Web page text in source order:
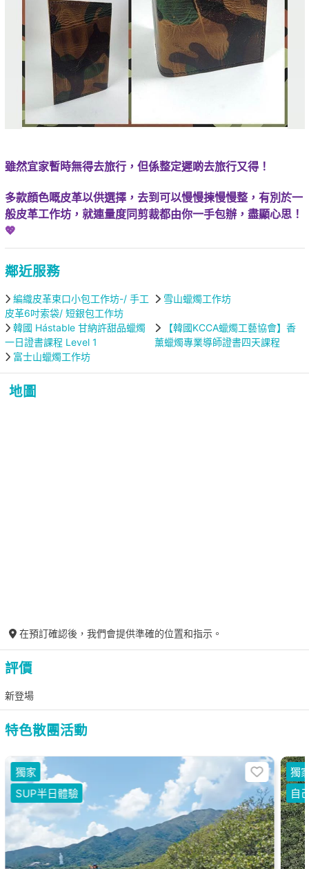
雖然宜家暫時無得去旅行，但係整定遲啲去旅行又得！
多款顔色嘅皮革以供選擇，去到可以慢慢揀慢慢整，有別於一
般皮革工作坊，就連量度同剪裁都由你一手包辦，盡顯心思！
💖
鄰近服務
編織皮革束口小包工作坊-/ 手工
皮革6吋索袋/ 短銀包工作坊
雪山蠟燭工作坊
韓國 Hástable 甘納許甜品蠟燭
一日證書課程 Level 1
【韓國KCCA蠟燭工藝協會】香
薰蠟燭專業導師證書四天課程
富士山蠟燭工作坊
地圖
在預訂確認後，我們會提供準確的位置和指示。
評價
新登場
特色散團活動
獨家
SUP半日體驗
獨
自